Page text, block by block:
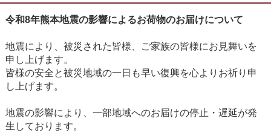
令和8年熊本地震の影響によるお荷物のお届けについて
地震により、被災された皆様、ご家族の皆様にお見舞いを
申し上げます。
皆様の安全と被災地域の一日も早い復興を心よりお祈り申
し上げます。
地震の影響により、一部地域へのお届けの停止・遅延が発
生しております。